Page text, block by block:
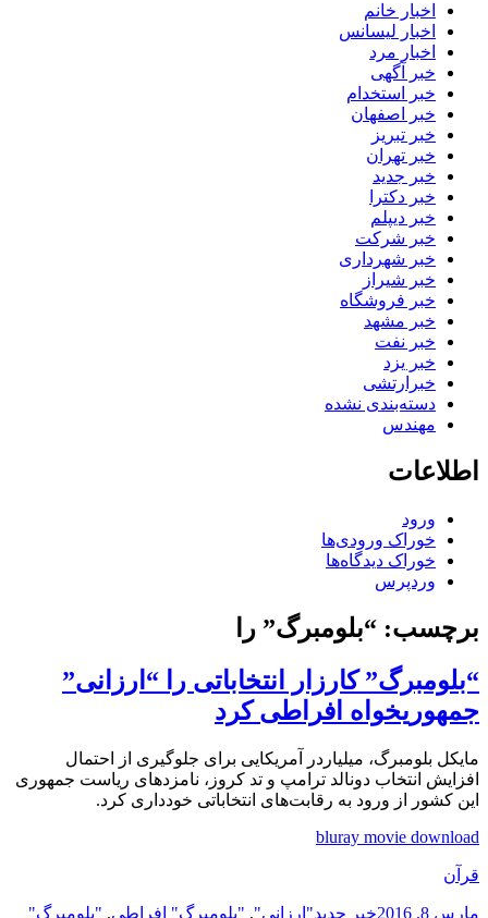
اخبار خانم
اخبار لیسانس
اخبار مرد
خبر آگهی
خبر استخدام
خبر اصفهان
خبر تبریز
خبر تهران
خبر جدید
خبر دکترا
خبر دیپلم
خبر شرکت
خبر شهرداری
خبر شیراز
خبر فروشگاه
خبر مشهد
خبر نفت
خبر یزد
خبرارتشی
دسته‌بندی نشده
مهندس
اطلاعات
ورود
خوراک ورودی‌ها
خوراک دیدگاه‌ها
وردپرس
برچسب: “بلومبرگ” را
“بلومبرگ” کارزار انتخاباتی را “ارزانی”
جمهوریخواه افراطی کرد
مایکل بلومبرگ، میلیاردر آمریکایی برای جلوگیری از احتمال
افزایش انتخاب دونالد ترامپ و تد کروز، نامزدهای ریاست جمهوری
این کشور از ورود به رقابت‌های انتخاباتی خودداری کرد.
bluray movie download
قرآن
ارسال
مارس 8, 2016 نویسنده
دسته‌ها
خبر جدیدبرچسب‌ها
"ارزانی", "بلومبرگ" افراطی, "بلومبرگ"